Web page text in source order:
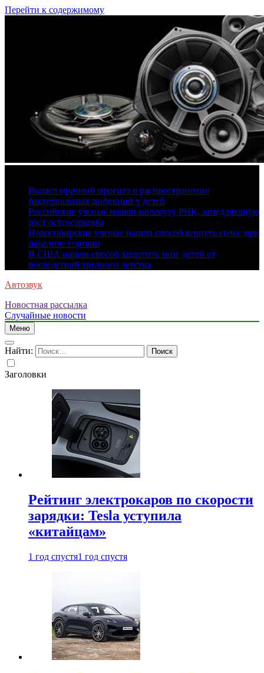
Перейти к содержимому
Вышел мрачный прогноз о распространении
бактериальных инфекций у детей
Российские ученые нашли молекулу РНК, замедляющую
рост остеосаркомы
Новосибирские ученые нашли способ вернуть голос при
параличе гортани
В США нашли способ защитить мозг детей от
последствий трудного детства
Автозвук
Новостная рассылка
Случайные новости
Меню
Найти:
Заголовки
Рейтинг электрокаров по скорости
зарядки: Tesla уступила
«китайцам»
1 год спустя1 год спустя